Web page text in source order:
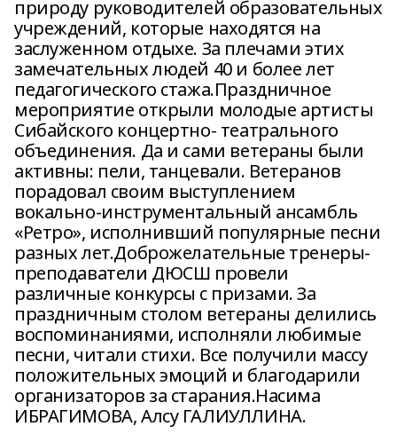
природу руководителей образовательных
учреждений, которые находятся на
заслуженном отдыхе. За плечами этих
замечательных людей 40 и более лет
педагогического стажа.Праздничное
мероприятие открыли молодые артисты
Сибайского концертно- театрального
объединения. Да и сами ветераны были
активны: пели, танцевали. Ветеранов
порадовал своим выступлением
вокально-инструментальный ансамбль
«Ретро», исполнивший популярные песни
разных лет.Доброжелательные тренеры-
преподаватели ДЮСШ провели
различные конкурсы с призами. За
праздничным столом ветераны делились
воспоминаниями, исполняли любимые
песни, читали стихи. Все получили массу
положительных эмоций и благодарили
организаторов за старания.Насима
ИБРАГИМОВА, Алсу ГАЛИУЛЛИНА.